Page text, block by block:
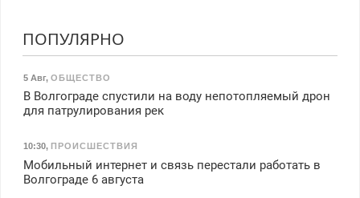
ПОПУЛЯРНО
5 Авг, ОБЩЕСТВО
В Волгограде спустили на воду непотопляемый дрон
для патрулирования рек
10:30, ПРОИСШЕСТВИЯ
Мобильный интернет и связь перестали работать в
Волгограде 6 августа